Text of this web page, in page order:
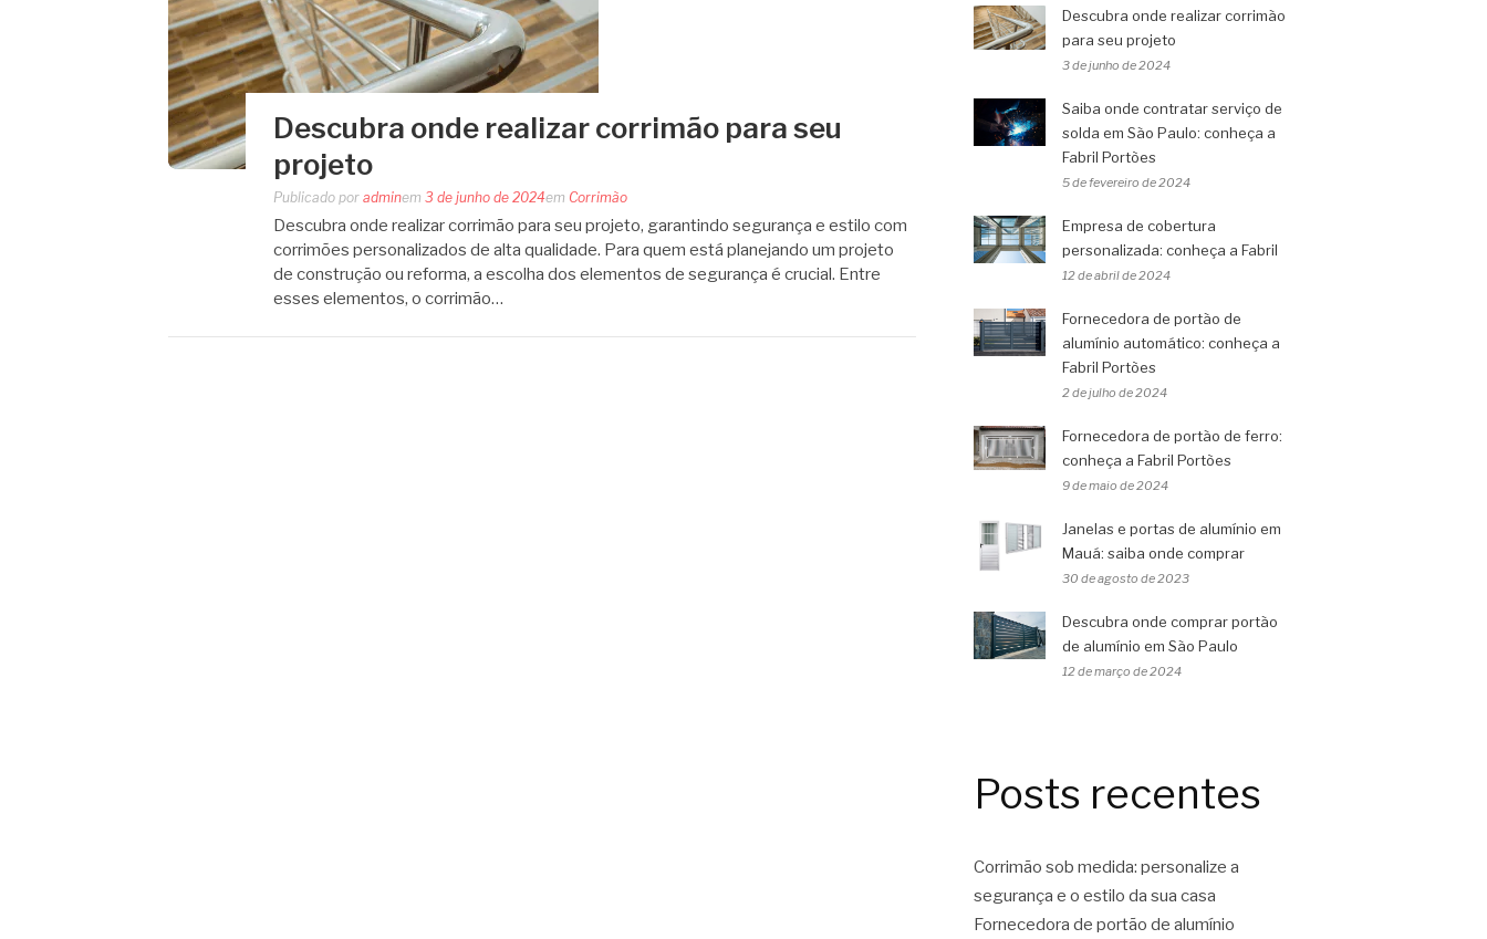
Descubra onde realizar corrimão para seu
projeto
Publicado por adminem 3 de junho de 2024em Corrimão
Descubra onde realizar corrimão para seu projeto, garantindo segurança e estilo com
corrimões personalizados de alta qualidade. Para quem está planejando um projeto
de construção ou reforma, a escolha dos elementos de segurança é crucial. Entre
esses elementos, o corrimão…
Descubra onde realizar corrimão
para seu projeto
3 de junho de 2024
Saiba onde contratar serviço de
solda em São Paulo: conheça a
Fabril Portões
5 de fevereiro de 2024
Empresa de cobertura
personalizada: conheça a Fabril
12 de abril de 2024
Fornecedora de portão de
alumínio automático: conheça a
Fabril Portões
2 de julho de 2024
Fornecedora de portão de ferro:
conheça a Fabril Portões
9 de maio de 2024
Janelas e portas de alumínio em
Mauá: saiba onde comprar
30 de agosto de 2023
Descubra onde comprar portão
de alumínio em São Paulo
12 de março de 2024
Posts recentes
Corrimão sob medida: personalize a
segurança e o estilo da sua casa
Fornecedora de portão de alumínio